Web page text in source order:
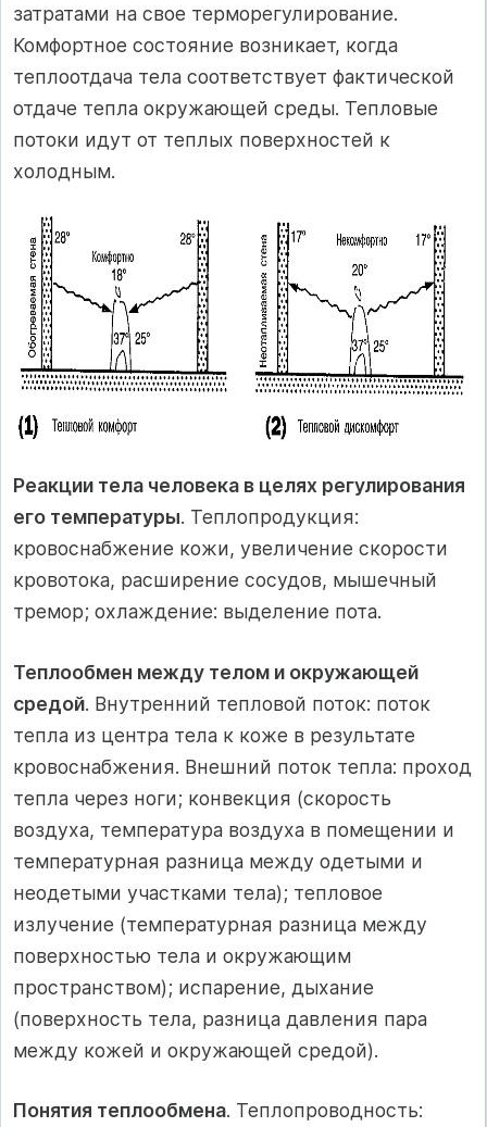
затратами на свое терморегулирование.
Комфортное состояние возникает, когда
теплоотдача тела соответствует фактической
отдаче тепла окружающей среды. Тепловые
потоки идут от теплых поверхностей к
холодным.
Реакции тела человека в целях регулирования
его температуры. Теплопродукция:
кровоснабжение кожи, увеличение скорости
кровотока, расширение сосудов, мышечный
тремор; охлаждение: выделение пота.
Теплообмен между телом и окружающей
средой. Внутренний тепловой поток: поток
тепла из центра тела к коже в результате
кровоснабжения. Внешний поток тепла: проход
тепла через ноги; конвекция (скорость
воздуха, температура воздуха в помещении и
температурная разница между одетыми и
неодетыми участками тела); тепловое
излучение (температурная разница между
поверхностью тела и окружающим
пространством); испарение, дыхание
(поверхность тела, разница давления пара
между кожей и окружающей средой).
Понятия теплообмена. Теплопроводность: